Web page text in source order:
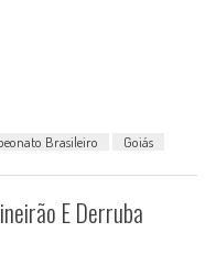
Brasileiro Goiás
E Derruba